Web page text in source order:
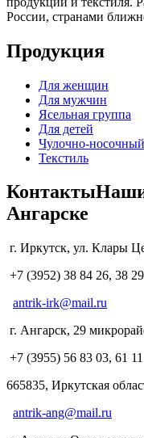
России, странами
Продукция
Для женщин
Для мужчин
Ясельная группа
Для детей
Чулочно-
Текстиль
Контакты
Ангарске
г. Иркутск, ул. Клары
+7 (3952) 38 84 26, 38
antrik-irk@mail.ru
г. Ангарск, 29
+7 (3955) 56 83 03, 61
665835, Иркутская
antrik-ang@mail.ru